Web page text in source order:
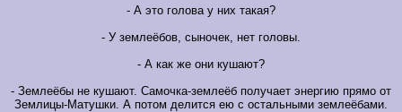
- А это голова у них такая?
- У землеёбов, сыночек, нет головы.
- А как же они кушают?
- Землеёбы не кушают. Самочка-землеёб получает энергию прямо от
Землицы-Матушки. А потом делится ею с остальными землеёбами.